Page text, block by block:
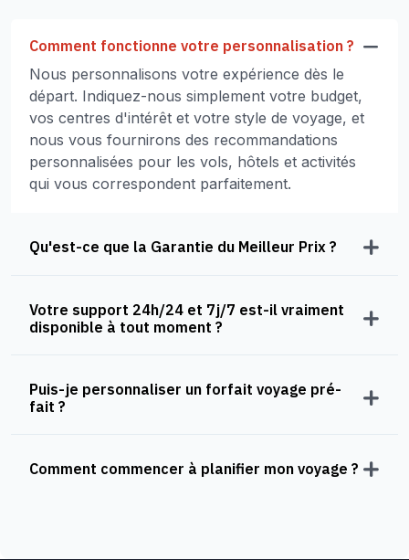
Comment fonctionne votre personnalisation ?
Nous personnalisons votre expérience dès le
départ. Indiquez-nous simplement votre budget,
vos centres d'intérêt et votre style de voyage, et
nous vous fournirons des recommandations
personnalisées pour les vols, hôtels et activités
qui vous correspondent parfaitement.
Qu'est-ce que la Garantie du Meilleur Prix ?
Votre support 24h/24 et 7j/7 est-il vraiment
disponible à tout moment ?
Puis-je personnaliser un forfait voyage pré-
fait ?
Comment commencer à planifier mon voyage ?